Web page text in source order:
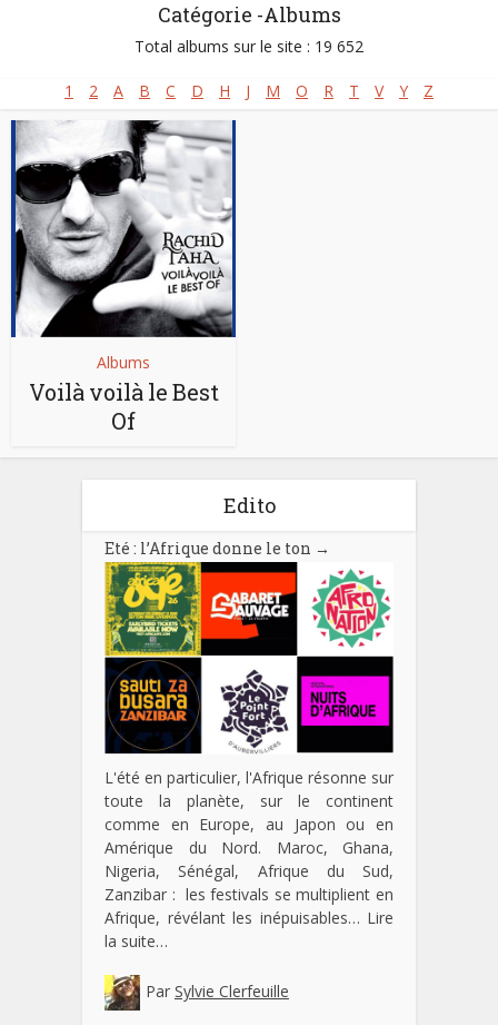
Catégorie -Albums
Total albums sur le site : 19 652
1 2 A B C D H J M O R T V Y Z
Albums
Voilà voilà le Best
Of
Edito
Eté : l’Afrique donne le ton →
L'été en particulier, l'Afrique résonne sur
toute la planète, sur le continent
comme en Europe, au Japon ou en
Amérique du Nord. Maroc, Ghana,
Nigeria, Sénégal, Afrique du Sud,
Zanzibar : les festivals se multiplient en
Afrique, révélant les inépuisables… Lire
la suite…
Par Sylvie Clerfeuille